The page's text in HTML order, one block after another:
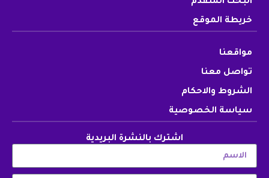
خريطة الموقع
مواقعنا
تواصل معنا
الشروط والاحكام
سياسة الخصوصية
اشترك بالنشرة البريدية